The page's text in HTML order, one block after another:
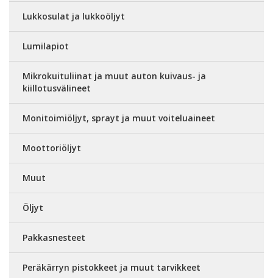
Lukkosulat ja lukkoöljyt
Lumilapiot
Mikrokuituliinat ja muut auton kuivaus- ja
kiillotusvälineet
Monitoimiöljyt, sprayt ja muut voiteluaineet
Moottoriöljyt
Muut
Öljyt
Pakkasnesteet
Peräkärryn pistokkeet ja muut tarvikkeet